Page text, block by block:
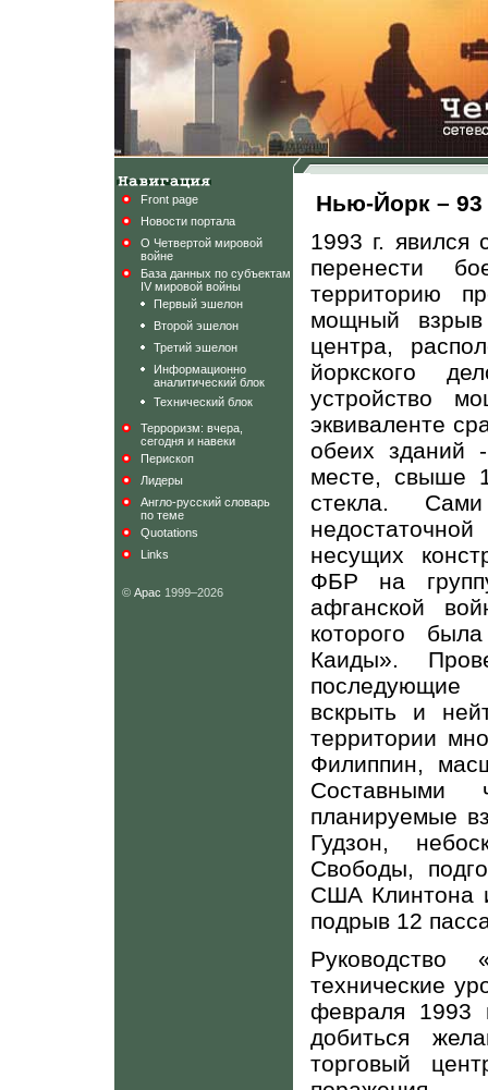
Front page
Новости портала
О Четвертой мировой
войне
База данных по субъектам
IV мировой войны
Первый эшелон
Второй эшелон
Третий эшелон
Информационно
аналитический блок
Технический блок
Терроризм: вчера,
сегодня и навеки
Перископ
Лидеры
Англо-русский словарь
по теме
Quotations
Links
© Арас 1999–2026
Нью-Йорк – 93
1993 г. явился
перенести
территорию
мощный взрыв
центра,
йоркского
устройство
эквиваленте
обеих зданий
месте, свыше
стекла.
несущих
ФБР на
афганской
которого
Каиды».
последующие
вскрыть и
территории
Филиппин,
Составными
планируемые
Гудзон,
Свободы,
США Клинтона
подрыв 12
Руководство
технические
февраля 1993
добиться
торговый